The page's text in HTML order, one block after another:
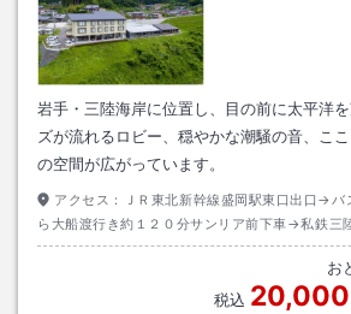
岩手・三陸海岸に位置し、目の前に太平洋
ズが流れるロビー、穏やかな潮騒の音、こ
の空間が広がっています。
アクセス：
ＪＲ東北新幹線盛岡駅東口出口→バ
ら大船渡行き約１２０分サンリア前下車→私鉄三
約１１分綾里駅下車→徒歩約１５分
お
税込 20,000